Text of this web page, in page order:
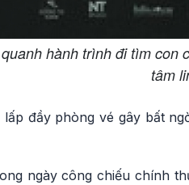
hành trình đi tìm
tâm
lấp đầy phòng vé gây bất
ngày công chiếu chính